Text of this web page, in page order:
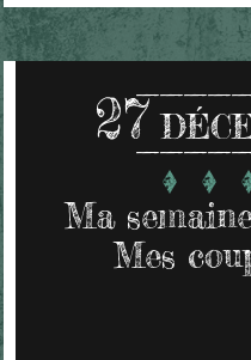
27
Ma
Mes